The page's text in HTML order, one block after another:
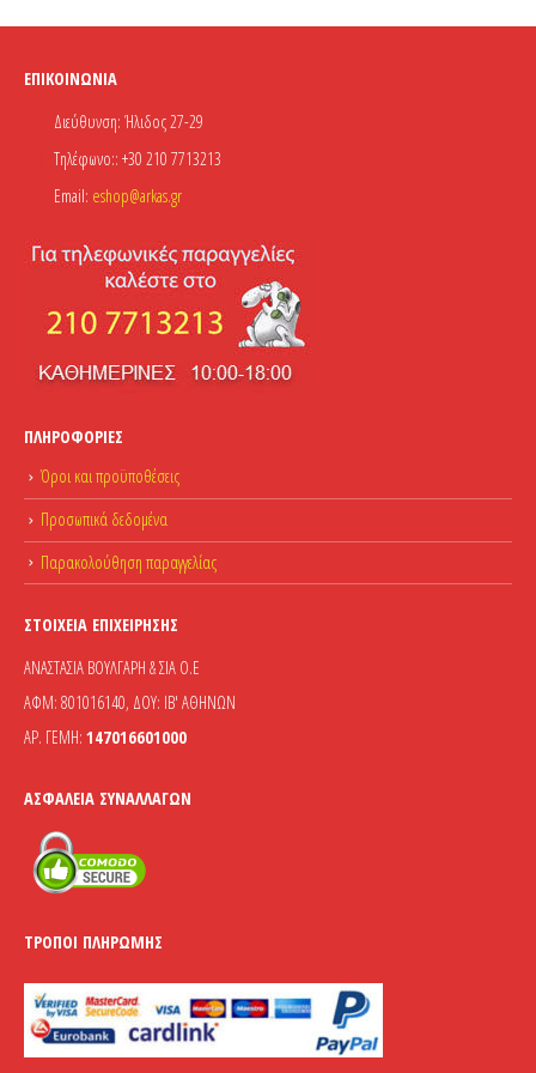
ΕΠΙΚΟΙΝΩΝΊΑ
Διεύθυνση: Ήλιδος 27-29
Τηλέφωνο:: +30 210 7713213
Email: eshop@arkas.gr
ΠΛΗΡΟΦΟΡΊΕΣ
Όροι και προϋποθέσεις
Προσωπικά δεδομένα
Παρακολούθηση παραγγελίας
ΣΤΟΙΧΕΊΑ ΕΠΙΧΕΊΡΗΣΗΣ
ΑΝΑΣΤΑΣΙΑ ΒΟΥΛΓΑΡΗ & ΣΙΑ Ο.Ε
ΑΦΜ: 801016140, ΔΟΥ: ΙΒ' ΑΘΗΝΩΝ
ΑΡ. ΓΕΜΗ: 147016601000
ΑΣΦΆΛΕΙΑ ΣΥΝΑΛΛΑΓΏΝ
ΤΡΌΠΟΙ ΠΛΗΡΩΜΉΣ